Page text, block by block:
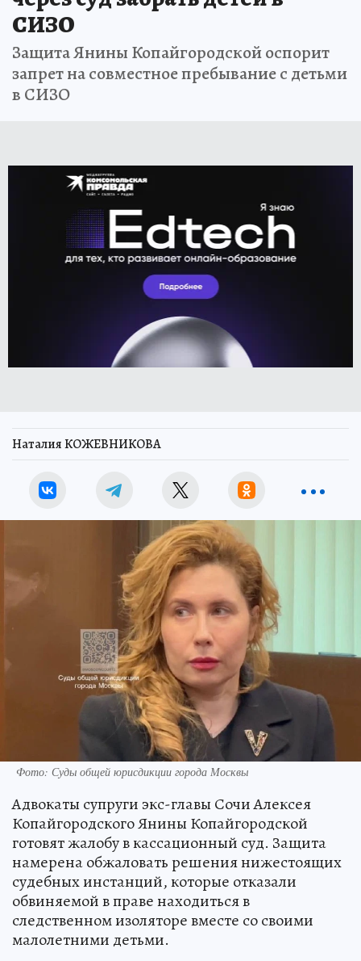
СИЗО
Защита Янины Копайгородской оспорит
запрет на совместное пребывание с детьми
в СИЗО
Наталия КОЖЕВНИКОВА
Фото: Суды общей юрисдикции города Москвы
Адвокаты супруги экс-главы Сочи Алексея
Копайгородского Янины Копайгородской
готовят жалобу в кассационный суд. Защита
намерена обжаловать решения нижестоящих
судебных инстанций, которые отказали
обвиняемой в праве находиться в
следственном изоляторе вместе со своими
малолетними детьми.